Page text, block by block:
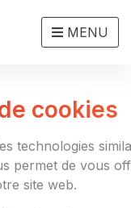
MENU
cookies
technologies
permet de vous
site web.